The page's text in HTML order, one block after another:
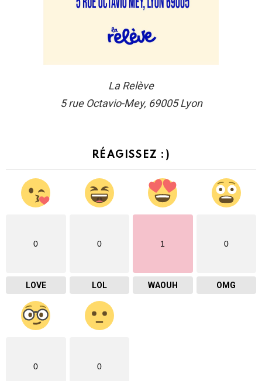
La Relève
5 rue Octavio-Mey, 69005 Lyon
RÉAGISSEZ :)
0
LOVE
0
LOL
1
WAOUH
0
OMG
0 0